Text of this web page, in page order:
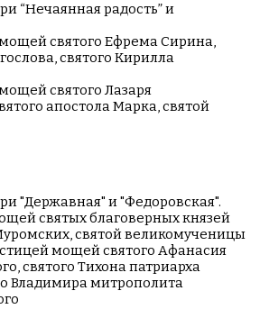
“Нечаянная радость” и
святого Ефрема Сирина,
святого Кирилла
святого Лазаря
апостола Марка, святой
"Державная" и "Федоровская".
святых благоверных князей
святой великомученицы
мощей святого Афанасия
святого Тихона патриарха
Владимира митрополита